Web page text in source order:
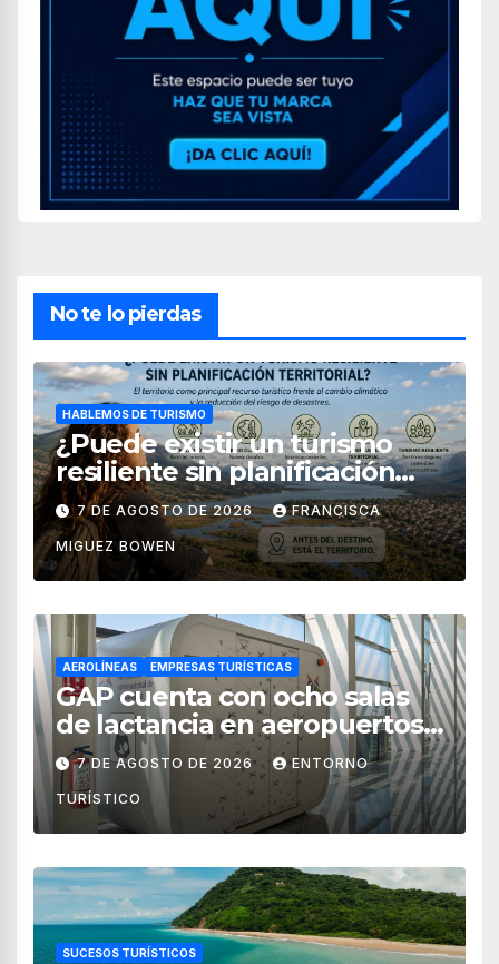
No te lo pierdas
HABLEMOS DE TURISMO
¿Puede existir un turismo
resiliente sin planificación
territorial?
7 DE AGOSTO DE 2026 FRANCISCA
MIGUEZ BOWEN
AEROLÍNEAS EMPRESAS TURÍSTICAS
GAP cuenta con ocho salas
de lactancia en aeropuertos
de México
7 DE AGOSTO DE 2026 ENTORNO
TURÍSTICO
SUCESOS TURÍSTICOS